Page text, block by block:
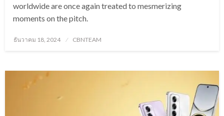
worldwide are once again treated to mesmerizing
moments on the pitch.
Posted
ธันวาคม 18, 2024 CBNTEAM